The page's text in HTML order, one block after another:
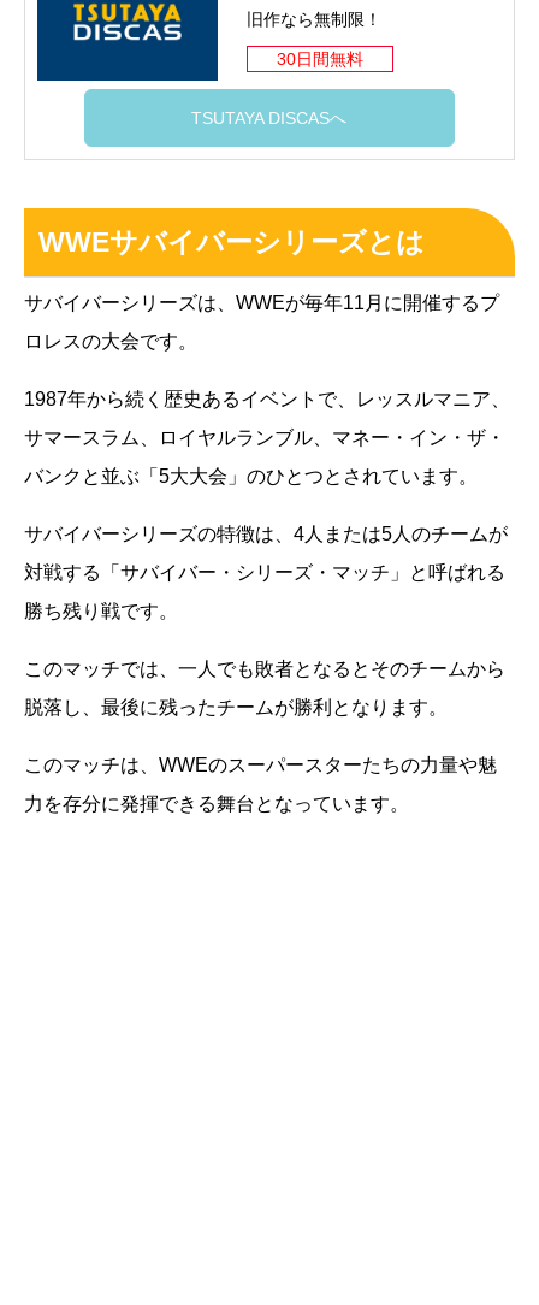
旧作なら無制限！
30日間無料
TSUTAYA DISCASへ
WWEサバイバーシリーズとは
サバイバーシリーズは、WWEが毎年11月に開催するプ
ロレスの大会です。
1987年から続く歴史あるイベントで、レッスルマニア、
サマースラム、ロイヤルランブル、マネー・イン・ザ・
バンクと並ぶ「5大大会」のひとつとされています。
サバイバーシリーズの特徴は、4人または5人のチームが
対戦する「サバイバー・シリーズ・マッチ」と呼ばれる
勝ち残り戦です。
このマッチでは、一人でも敗者となるとそのチームから
脱落し、最後に残ったチームが勝利となります。
このマッチは、WWEのスーパースターたちの力量や魅
力を存分に発揮できる舞台となっています。